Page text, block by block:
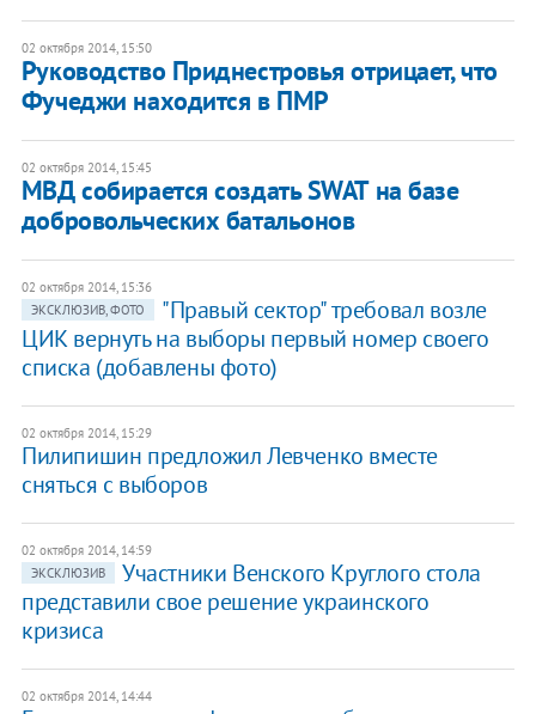
02 октября 2014, 15:50
Руководство Приднестровья отрицает, что
Фучеджи находится в ПМР
02 октября 2014, 15:45
МВД собирается создать SWAT на базе
добровольческих батальонов
02 октября 2014, 15:36
ЭКСКЛЮЗИВ, ФОТО
"Правый сектор" требовал возле
ЦИК вернуть на выборы первый номер своего
списка (добавлены фото)
02 октября 2014, 15:29
Пилипишин предложил Левченко вместе
сняться с выборов
02 октября 2014, 14:59
ЭКСКЛЮЗИВ
Участники Венского Круглого стола
представили свое решение украинского
кризиса
02 октября 2014, 14:44